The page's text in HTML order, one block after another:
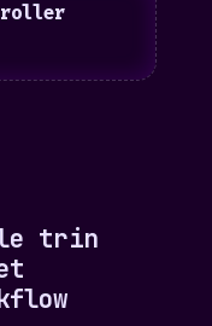
trin